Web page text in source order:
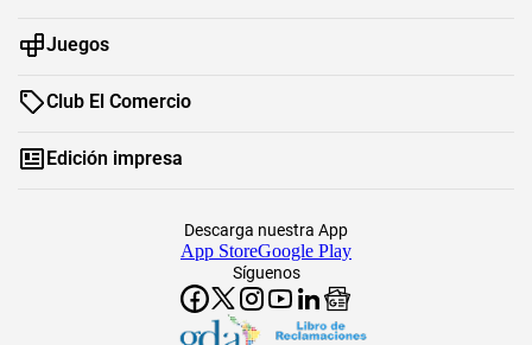
Juegos
Club El Comercio
Edición impresa
Síguenos
Descarga nuestra App
App StoreGoogle Play